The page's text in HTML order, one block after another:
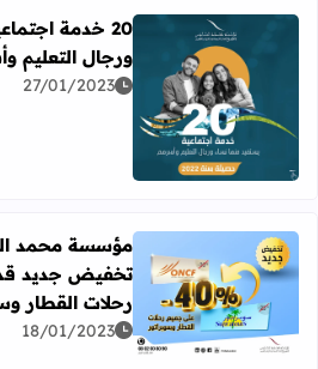
اقرأ المزيد عن 20 خدمة اجتماعية يستفيد منها نساء ورجال التعليم وأسرهم حصيلة سنة 2022
20 خدمة
ورجال التعليم
27/01/2023
اقرأ المزيد عن مؤسسة محمد السادس
مؤسسة محمد
رحلات القطار
18/01/2023